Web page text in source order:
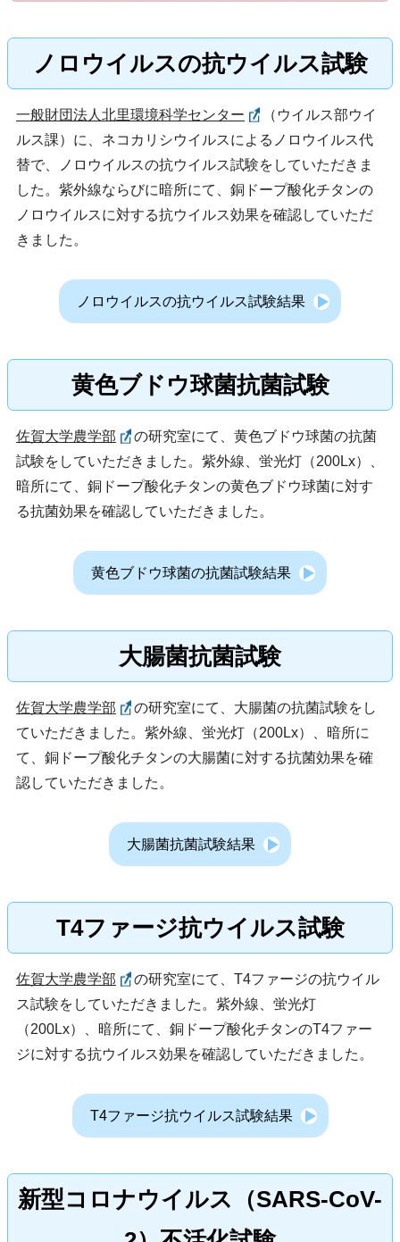
ノロウイルスの抗ウイルス試験
一般財団法人北里環境科学センター
（ウイルス部ウイ
ルス課）に、ネコカリシウイルスによるノロウイルス代
替で、ノロウイルスの抗ウイルス試験をしていただきま
した。紫外線ならびに暗所にて、銅ドープ酸化チタンの
ノロウイルスに対する抗ウイルス効果を確認していただ
きました。
ノロウイルスの抗ウイルス試験結果
黄色ブドウ球菌抗菌試験
佐賀大学農学部
の研究室にて、黄色ブドウ球菌の抗菌
試験をしていただきました。紫外線、蛍光灯（200Lx）、
暗所にて、銅ドープ酸化チタンの黄色ブドウ球菌に対す
る抗菌効果を確認していただきました。
黄色ブドウ球菌の抗菌試験結果
大腸菌抗菌試験
佐賀大学農学部
の研究室にて、大腸菌の抗菌試験をし
ていただきました。紫外線、蛍光灯（200Lx）、暗所に
て、銅ドープ酸化チタンの大腸菌に対する抗菌効果を確
認していただきました。
大腸菌抗菌試験結果
T4ファージ抗ウイルス試験
佐賀大学農学部
の研究室にて、T4ファージの抗ウイル
ス試験をしていただきました。紫外線、蛍光灯
（200Lx）、暗所にて、銅ドープ酸化チタンのT4ファー
ジに対する抗ウイルス効果を確認していただきました。
T4ファージ抗ウイルス試験結果
新型コロナウイルス（SARS-CoV-